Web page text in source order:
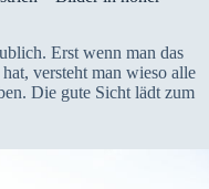
Erst wenn man das
versteht man wieso alle
Die gute Sicht lädt zum